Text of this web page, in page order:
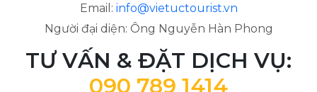
Email: info@vietuctourist.vn
Người đại diện: Ông Nguyễn Hàn Phong
TƯ VẤN & ĐẶT DỊCH VỤ:
090 789 1414